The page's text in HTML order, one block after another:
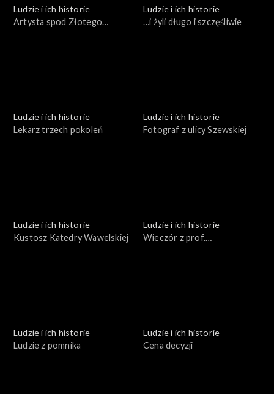
Ludzie i ich historie
Artysta spod Złotego
Ludzie i ich historie
…i żyli długo i szczęśliwie
Ludzie i ich historie
Lekarz trzech pokoleń
Ludzie i ich historie
Fotograf z ulicy Szewskiej
Ludzie i ich historie
Kustosz Katedry Wawelskiej
Ludzie i ich historie
Wieczór z prof.
Ludzie i ich historie
Ludzie z pomnika
Ludzie i ich historie
Cena decyzji